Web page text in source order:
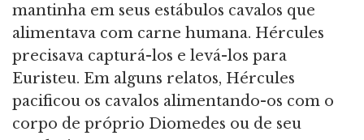
mantinha em seus estábulos cavalos que
alimentava com carne humana. Hércules
precisava capturá-los e levá-los para
Euristeu. Em alguns relatos, Hércules
pacificou os cavalos alimentando-os com o
corpo de próprio Diomedes ou de seu